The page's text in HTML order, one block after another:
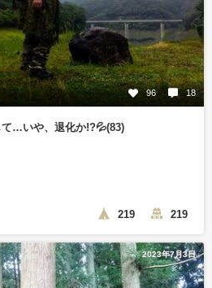
96 18
…いや、退化か!?💦(83)
219 219
2023年7月3日